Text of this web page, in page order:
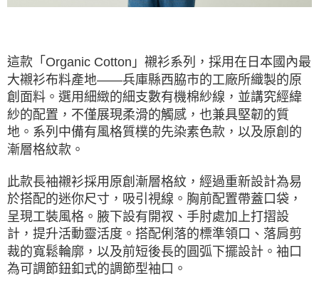
後付繳納相關費用。
【注意事項】
１．透過由恩沛科技股份有限公司提供之「AFTEE先享後付」服務完成之交
易，需依本服務之必要範圍內提供個人資料，並將交易相關給付款項請求債
權轉讓予恩沛科技股份有限公司。
２．關於個人資料處理事宜，請瀏覽以下網址：
https://aftee.tw/terms/#terms3
３．未成年的使用者請事先徵得法定代理人或監護人之同意方可使用
任。
４．使用「AFTEE先享後付」時，將依據個別帳號之用戶狀況，依本公司即
時審查核予不同之上限額度；若仍有額度不足之情形，本公司將視審查結果
請求用戶進行身份認證。
５．嚴禁一人註冊多個帳號或使用他人資訊註冊。若發現惡意使用之情形，
恩沛科技股份有限公司將有權停止該用戶之使用額度並採取法律行動。
這款「Organic Cotton」襯衫系列，採用在日本國內最
大襯衫布料產地——兵庫縣西脇市的工廠所織製的原
創面料。選用細緻的細支數有機棉紗線，並講究經緯
紗的配置，不僅展現柔滑的觸感，也兼具堅韌的質
地。系列中備有風格質樸的先染素色款，以及原創的
漸層格紋款。
此款長袖襯衫採用原創漸層格紋，經過重新設計為易
於搭配的迷你尺寸，吸引視線。胸前配置帶蓋口袋，
呈現工裝風格。腋下設有開衩、手肘處加上打摺設
計，提升活動靈活度。搭配俐落的標準領口、落肩剪
裁的寬鬆輪廓，以及前短後長的圓弧下擺設計。袖口
為可調節鈕釦式的調節型袖口。